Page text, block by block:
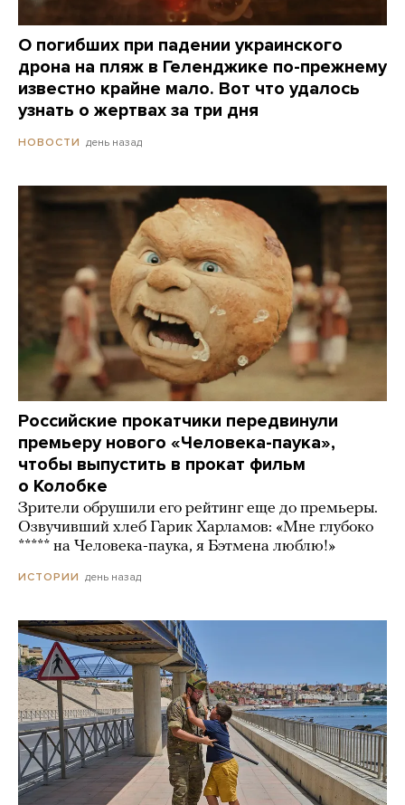
О погибших при падении украинского
дрона на пляж в Геленджике по-прежнему
известно крайне мало. Вот что удалось
узнать о жертвах за три дня
НОВОСТИ день назад
Российские прокатчики передвинули
премьеру нового «Человека-паука»,
чтобы выпустить в прокат фильм
о Колобке
Зрители обрушили его рейтинг еще до премьеры.
Озвучивший хлеб Гарик Харламов: «Мне глубоко
***** на Человека-паука, я Бэтмена люблю!»
ИСТОРИИ день назад